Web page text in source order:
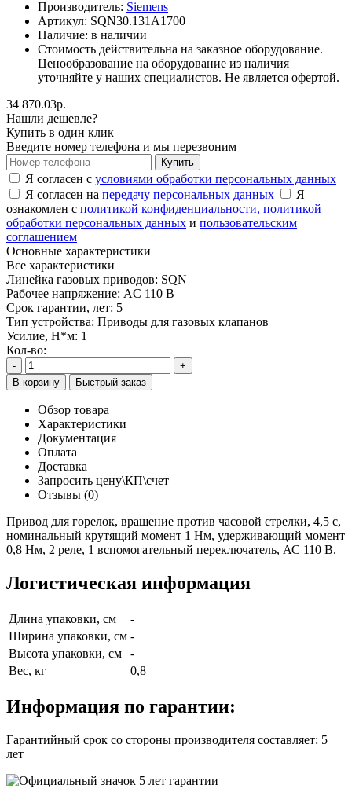
Производитель: Siemens
Артикул: SQN30.131A1700
Наличие: в наличии
Стоимость действительна на заказное оборудование.
Ценообразование на оборудование из наличия
уточняйте у наших специалистов. Не является офертой.
34 870.03р.
Нашли дешевле?
Купить в один клик
Введите номер телефона и мы перезвоним
Купить
Я согласен с условиями обработки персональных данных
Я согласен на передачу персональных данных
Я
ознакомлен с политикой конфиденциальности, политикой
обработки персональных данных и пользовательским
соглашением
Основные характеристики
Все характеристики
Линейка газовых приводов: SQN
Рабочее напряжение: AC 110 В
Срок гарантии, лет: 5
Тип устройства: Приводы для газовых клапанов
Усилие, Н*м: 1
Кол-во:
-
+
В корзину
Быстрый заказ
Обзор товара
Характеристики
Документация
Оплата
Доставка
Запросить цену\КП\счет
Отзывы (0)
Привод для горелок, вращение против часовой стрелки, 4,5 с,
номинальный крутящий момент 1 Нм, удерживающий момент
0,8 Нм, 2 реле, 1 вспомогательный переключатель, АС 110 В.
Логистическая информация
Длина упаковки, см
-
Ширина упаковки, см -
Высота упаковки, см
-
Вес, кг
0,8
Информация по гарантии:
Гарантийный срок со стороны производителя составляет: 5
лет